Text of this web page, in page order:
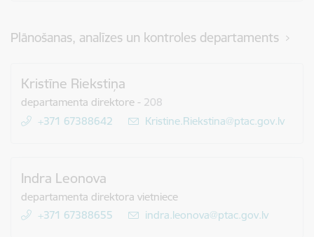
Plānošanas, analīzes un kontroles departaments
Kristīne Riekstiņa
departamenta direktore - 208
+371 67388642
E-pasts:
Kristine.Riekstina@ptac.gov.lv
Indra Leonova
departamenta direktora vietniece
+371 67388655
E-pasts:
indra.leonova@ptac.gov.lv